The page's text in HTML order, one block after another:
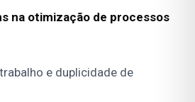
na otimização de processos
e duplicidade de